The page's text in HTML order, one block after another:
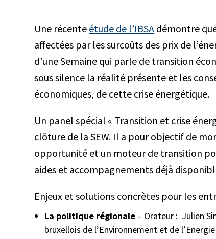
Une récente étude de l’IBSA démontre
affectées par les surcoûts des prix de
d’une Semaine qui parle de transition
sous silence la réalité présente et les
économiques, de cette crise énergétique.
Un panel spécial « Transition et crise
clôture de la SEW. Il a pour objectif de
opportunité et un moteur de transition
aides et accompagnements déjà
Enjeux et solutions concrètes pour les
La politique régionale – Orateur : Julien
bruxellois de l’Environnement et de